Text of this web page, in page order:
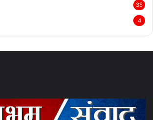
35
4